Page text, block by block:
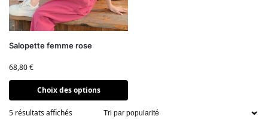
Salopette femme rose
68,80€
Choix des options
5 résultats affichés